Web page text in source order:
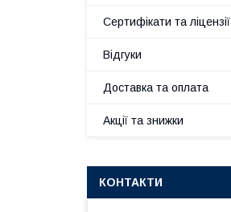
Сертифікати та ліцензії
Відгуки
Доставка та оплата
Акції та знижки
КОНТАКТИ